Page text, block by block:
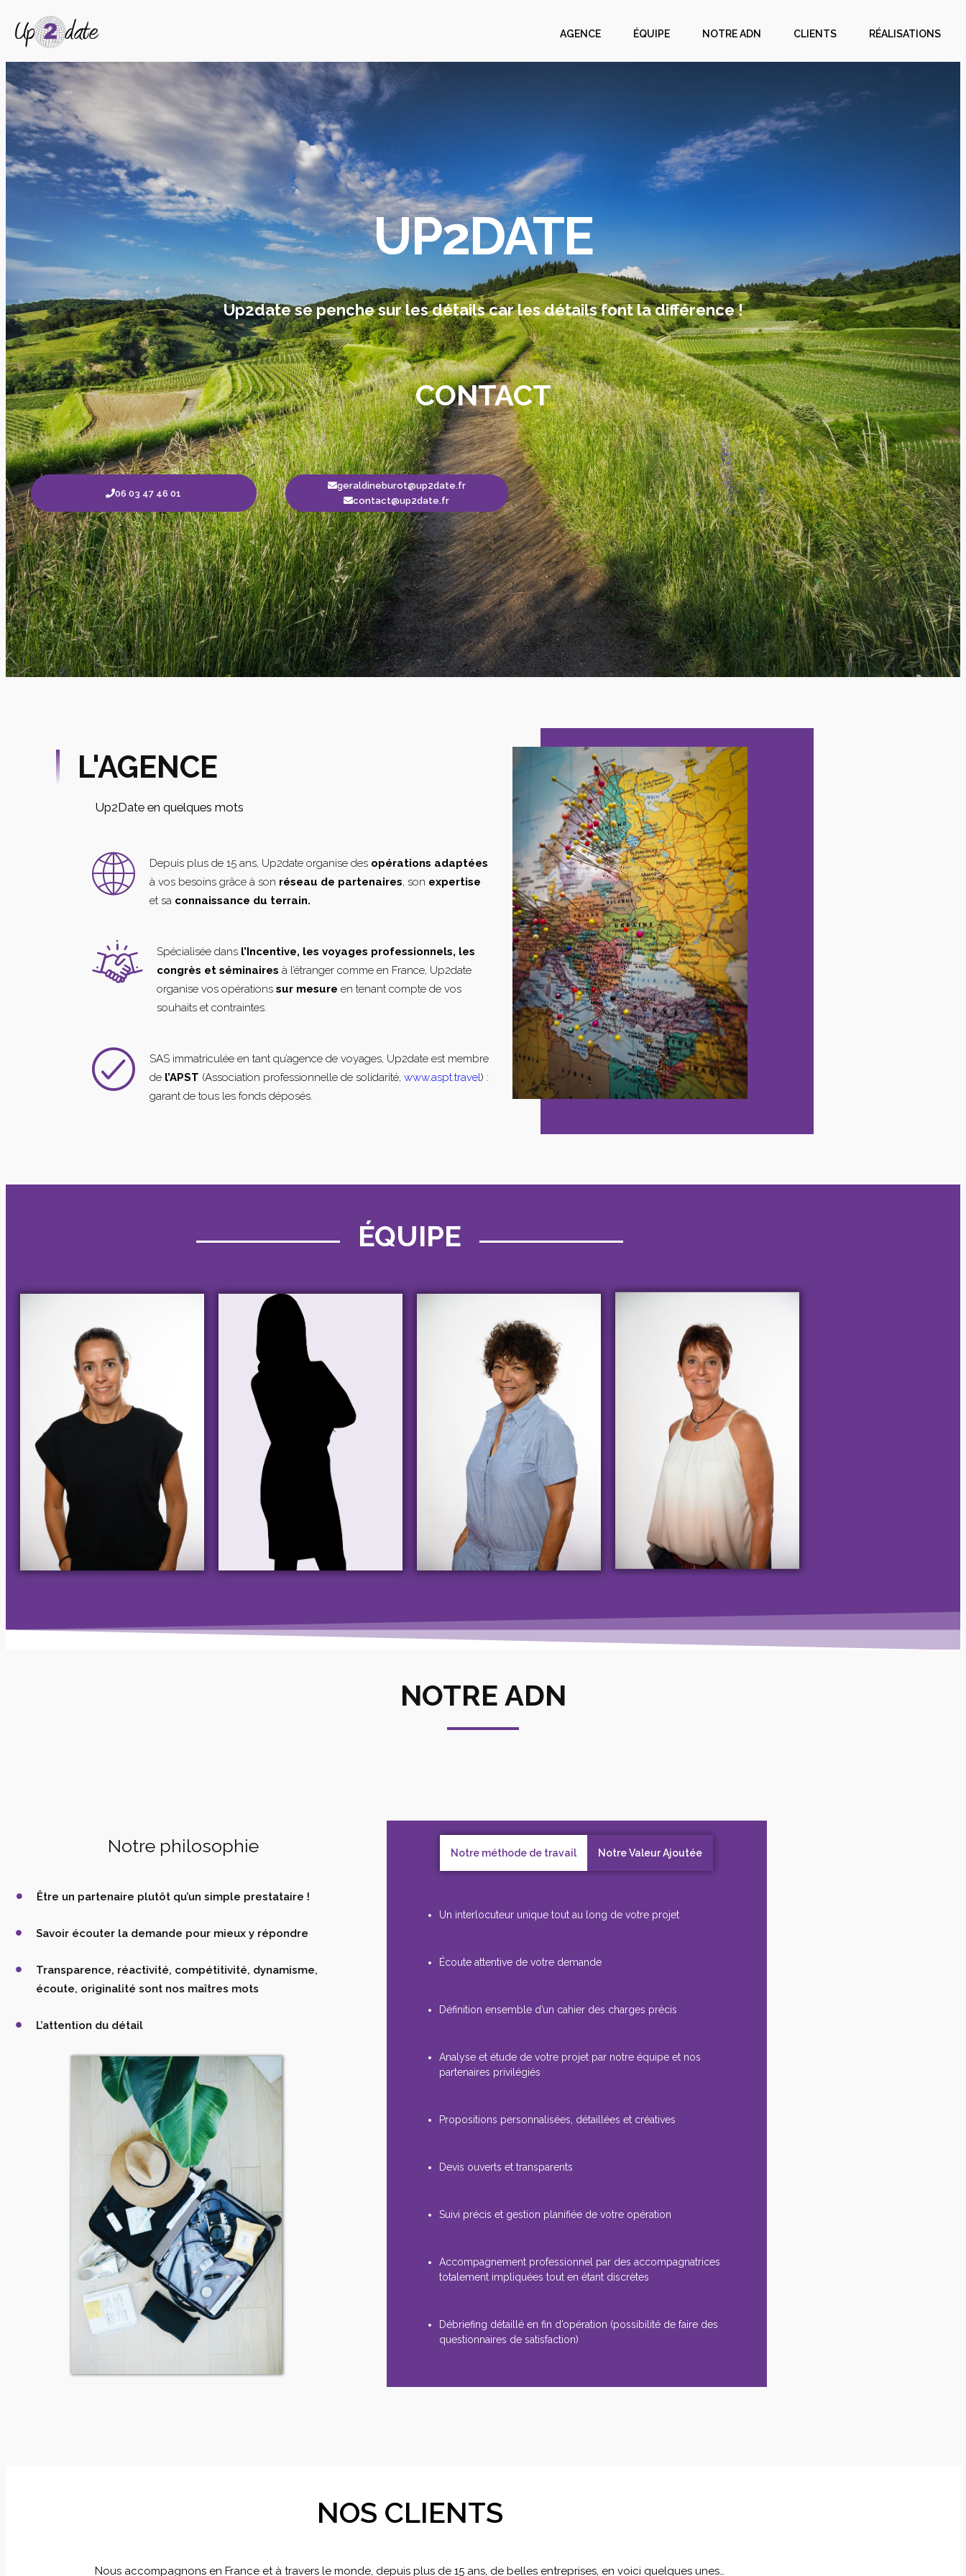
AGENCE ÉQUIPE NOTRE ADN CLIENTS RÉALISATIONS
UP2DATE
Up2date se penche sur les détails car les détails font la différence !
CONTACT
06 03 47 46 01
geraldineburot@up2date.fr
contact@up2date.fr
L'AGENCE
Up2Date en quelques mots
Depuis plus de 15 ans, Up2date organise des opérations adaptées
à vos besoins grâce à son réseau de partenaires, son expertise
et sa connaissance du terrain.
Spécialisée dans l’Incentive, les voyages professionnels, les
congrès et séminaires à l’étranger comme en France, Up2date
organise vos opérations sur mesure en tenant compte de vos
souhaits et contraintes.
SAS immatriculée en tant qu’agence de voyages, Up2date est membre
de l’APST (Association professionnelle de solidarité, www.aspt.travel) :
garant de tous les fonds déposés.
ÉQUIPE
NOTRE ADN
Notre philosophie
Être un partenaire plutôt qu’un simple prestataire !
Savoir écouter la demande pour mieux y répondre
Transparence, réactivité, compétitivité, dynamisme,
écoute, originalité sont nos maîtres mots
L’attention du détail
Notre méthode de travail Notre Valeur Ajoutée
Un interlocuteur unique tout au long de votre projet
Écoute attentive de votre demande
Définition ensemble d’un cahier des charges précis
Analyse et étude de votre projet par notre équipe et nos
partenaires privilégiés
Propositions personnalisées, détaillées et créatives
Devis ouverts et transparents
Suivi précis et gestion planifiée de votre opération
Accompagnement professionnel par des accompagnatrices
totalement impliquées tout en étant discrètes
Débriefing détaillé en fin d’opération (possibilité de faire des
questionnaires de satisfaction)
NOS CLIENTS
Nous accompagnons en France et à travers le monde, depuis plus de 15 ans, de belles entreprises, en voici quelques unes…